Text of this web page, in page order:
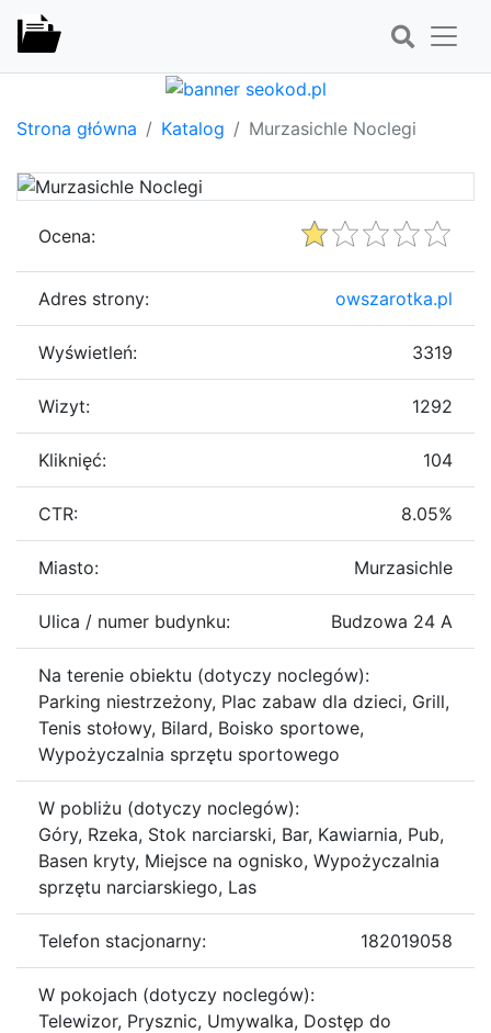
Strona główna Katalog Murzasichle Noclegi
Ocena:
Adres strony: owszarotka.pl
Wyświetleń: 3319
Wizyt: 1292
Kliknięć: 104
CTR: 8.05%
Miasto: Murzasichle
Ulica / numer budynku: Budzowa 24 A
Na terenie obiektu (dotyczy noclegów):
Parking niestrzeżony, Plac zabaw dla dzieci, Grill,
Tenis stołowy, Bilard, Boisko sportowe,
Wypożyczalnia sprzętu sportowego
W pobliżu (dotyczy noclegów):
Góry, Rzeka, Stok narciarski, Bar, Kawiarnia, Pub,
Basen kryty, Miejsce na ognisko, Wypożyczalnia
sprzętu narciarskiego, Las
Telefon stacjonarny: 182019058
W pokojach (dotyczy noclegów):
Telewizor, Prysznic, Umywalka, Dostęp do